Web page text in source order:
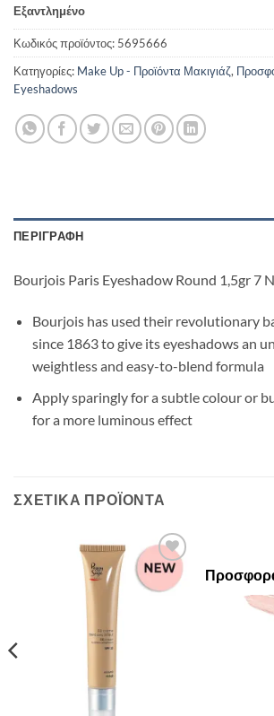
Εξαντλημένο
Κωδικός προϊόντος: 5695666
Κατηγορίες: Make Up - Προϊόντα Μακιγιάζ,
Eyeshadows
ΠΕΡΙΓΡΑΦΉ
Bourjois Paris Eyeshadow Round 1,5gr 7
Bourjois has used their revolutionary
since 1863 to give its eyeshadows an
weightless and easy-to-blend formula
Apply sparingly for a subtle colour or
for a more luminous effect
ΣΧΕΤΙΚΆ ΠΡΟΪΌΝΤΑ
Add to
Wishlist